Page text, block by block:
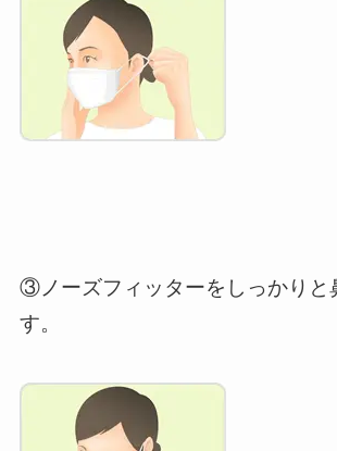
③ノーズフィッターをしっかりと
す。